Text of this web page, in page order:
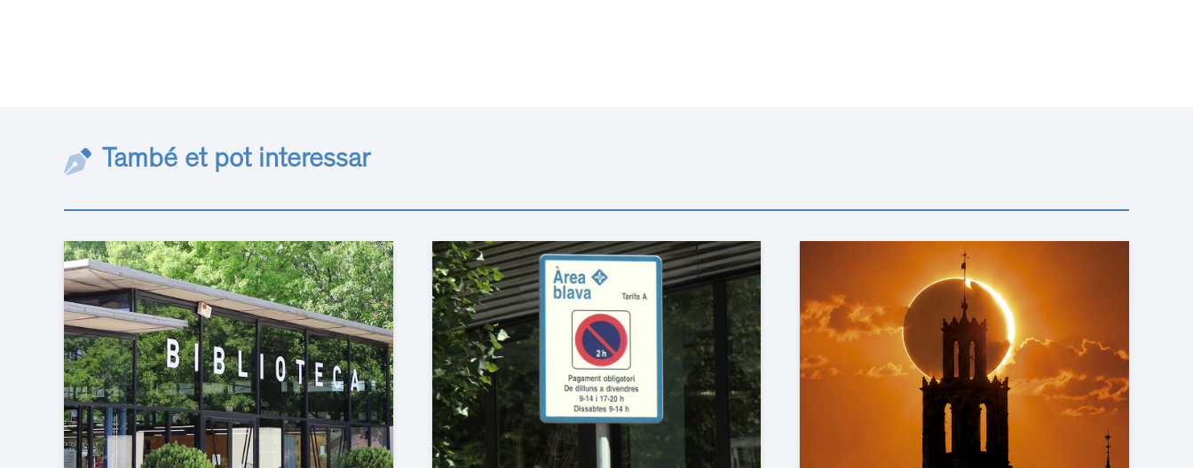
També et pot interessar